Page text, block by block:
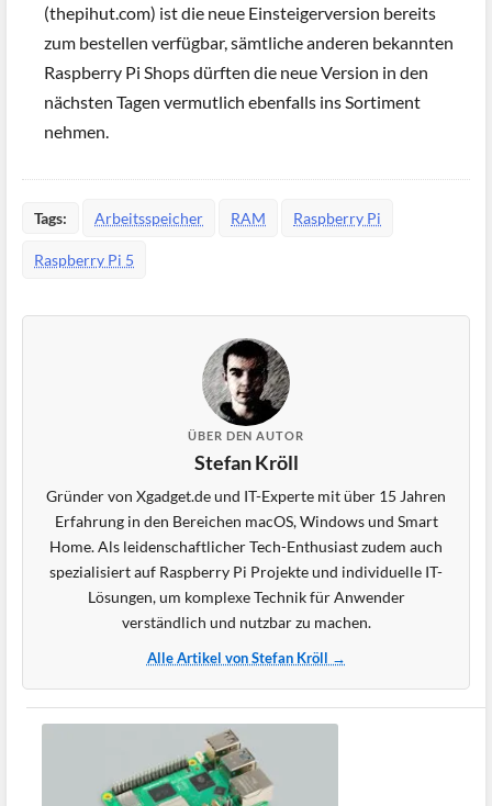
(thepihut.com) ist die neue Einsteigerversion bereits
zum bestellen verfügbar, sämtliche anderen bekannten
Raspberry Pi Shops dürften die neue Version in den
nächsten Tagen vermutlich ebenfalls ins Sortiment
nehmen.
Tags: Arbeitsspeicher RAM Raspberry Pi
Raspberry Pi 5
ÜBER DEN AUTOR
Stefan Kröll
Gründer von Xgadget.de und IT-Experte mit über 15 Jahren
Erfahrung in den Bereichen macOS, Windows und Smart
Home. Als leidenschaftlicher Tech-Enthusiast zudem auch
spezialisiert auf Raspberry Pi Projekte und individuelle IT-
Lösungen, um komplexe Technik für Anwender
verständlich und nutzbar zu machen.
Alle Artikel von Stefan Kröll →